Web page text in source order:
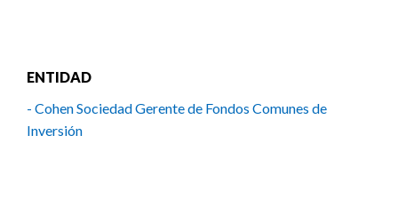
ENTIDAD
- Cohen Sociedad Gerente de Fondos Comunes de
Inversión